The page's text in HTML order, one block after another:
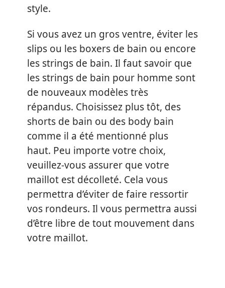
style.
Si vous avez un gros ventre, éviter les
slips ou les boxers de bain ou encore
les strings de bain. Il faut savoir que
les strings de bain pour homme sont
de nouveaux modèles très
répandus. Choisissez plus tôt, des
shorts de bain ou des body bain
comme il a été mentionné plus
haut. Peu importe votre choix,
veuillez-vous assurer que votre
maillot est décolleté. Cela vous
permettra d’éviter de faire ressortir
vos rondeurs. Il vous permettra aussi
d’être libre de tout mouvement dans
votre maillot.